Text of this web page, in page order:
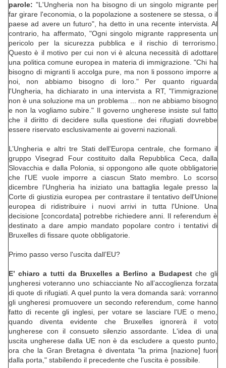
parole: "L'Ungheria non ha bisogno di un singolo migrante per
far girare l'economia, o la popolazione a sostenere se stessa, o il
paese ad avere un futuro", ha detto in una recente intervista. Al
contrario, ha affermato, "Ogni singolo migrante rappresenta un
pericolo per la sicurezza pubblica e il rischio di terrorismo.
Questo è il motivo per cui non vi è alcuna necessità di adottare
una politica comune europea in materia di immigrazione. "Chi ha
bisogno di migranti li accolga pure, ma non li possono imporre a
noi, non abbiamo bisogno di loro." Per quanto riguarda
l'Ungheria, ha dichiarato in una intervista a RT, "l’immigrazione
non è una soluzione ma un problema ... non ne abbiamo bisogno
e non la vogliamo subire." Il governo ungherese insiste sul fatto
che il diritto di decidere sulla questione dei rifugiati dovrebbe
essere riservato esclusivamente ai governi nazionali.
L’Ungheria e altri tre Stati dell'Europa centrale, che formano il
gruppo Visegrad Four costituito dalla Repubblica Ceca, dalla
Slovacchia e dalla Polonia, si oppongono alle quote obbligatorie
che l'UE vuole imporre a ciascun Stato membro. Lo scorso
dicembre l'Ungheria ha iniziato una battaglia legale presso la
Corte di giustizia europea per contrastare il tentativo dell'Unione
europea di ridistribuire i nuovi arrivi in tutta l'Unione. Una
decisione [concordata] potrebbe richiedere anni. Il referendum è
destinato a dare ampio mandato popolare contro i tentativi di
Bruxelles di fissare quote obbligatorie.
Primo passo verso l'uscita dall’EU?
E’ chiaro a tutti da Bruxelles a Berlino a Budapestche gli
ungheresi voteranno uno schiacciante No all’accoglienza forzata
di quote di rifugiati. A quel punto la vera domanda sarà: vorranno
gli ungheresi promuovere un secondo referendum, come hanno
fatto di recente gli inglesi, per votare se lasciare l'UE o meno,
quando diventa evidente che Bruxelles ignorerà il voto
ungherese con il consueto silenzio assordante. L'idea di una
uscita ungherese dalla UE non è da escludere a questo punto,
ora che la Gran Bretagna è diventata "la prima [nazione] fuori
dalla porta," stabilendo il precedente che l’uscita è possibile.